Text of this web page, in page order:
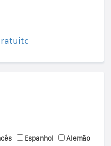
Espanhol
Alemão